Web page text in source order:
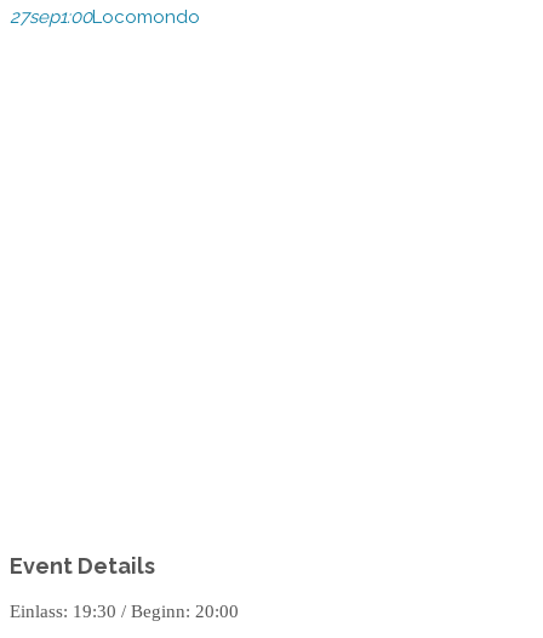
27sep1:00Locomondo
Event Details
Einlass: 19:30 / Beginn: 20:00